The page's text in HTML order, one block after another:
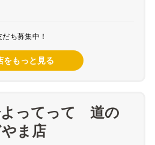
ち募集中！
をもっと見る
よってって 道の
ま店